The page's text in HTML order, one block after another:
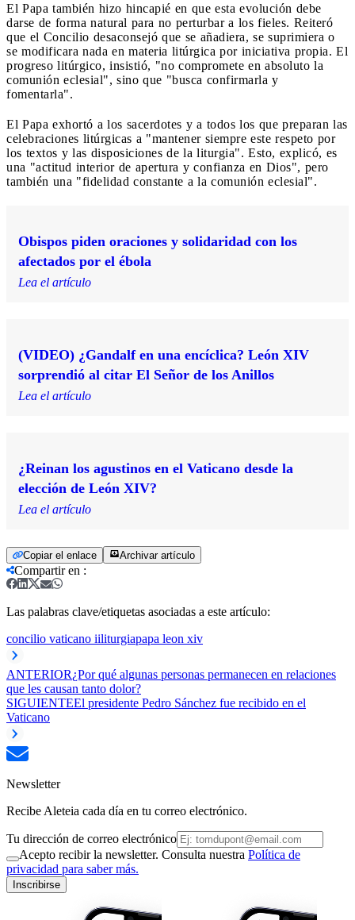
El Papa también hizo hincapié en que esta evolución debe
darse de forma natural para no perturbar a los fieles. Reiteró
que el Concilio desaconsejó que se añadiera, se suprimiera o
se modificara nada en materia litúrgica por iniciativa propia. El
progreso litúrgico, insistió, "no compromete en absoluto la
comunión eclesial", sino que "busca confirmarla y
fomentarla".
El Papa exhortó a los sacerdotes y a todos los que preparan las
celebraciones litúrgicas a "mantener siempre este respeto por
los textos y las disposiciones de la liturgia". Esto, explicó, es
una "actitud interior de apertura y confianza en Dios", pero
también una "fidelidad constante a la comunión eclesial".
Obispos piden oraciones y solidaridad con los
afectados por el ébola
Lea el artículo
(VIDEO) ¿Gandalf en una encíclica? León XIV
sorprendió al citar El Señor de los Anillos
Lea el artículo
¿Reinan los agustinos en el Vaticano desde la
elección de León XIV?
Lea el artículo
Copiar el enlace Archivar artículo
Compartir en :
Las palabras clave/etiquetas asociadas a este artículo:
concilio vaticano iiliturgiapapa leon xiv
ANTERIOR¿Por qué algunas personas permanecen en relaciones
que les causan tanto dolor?
SIGUIENTEEl presidente Pedro Sánchez fue recibido en el
Vaticano
Newsletter
Recibe Aleteia cada día en tu correo electrónico.
Tu dirección de correo electrónico
Acepto recibir la newsletter. Consulta nuestra Política de
privacidad para saber más.
Inscribirse